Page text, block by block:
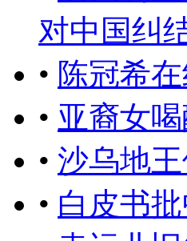
对中国纠
• 陈冠希
• 亚裔女
• 沙乌地
• 白皮书